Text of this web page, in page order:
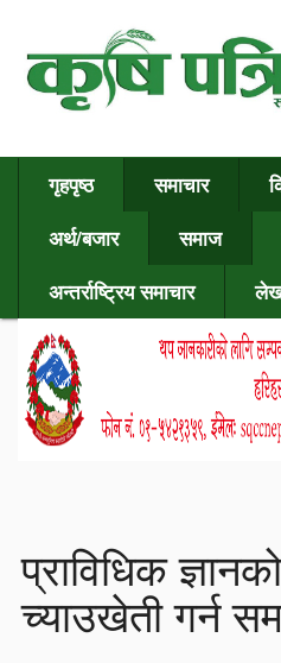
गृहपृष्ठ समाचार
अर्थ/बजार
समाज
अन्तर्राष्ट्रिय समाचार
प्राविधिक
च्याउखेती गर्न